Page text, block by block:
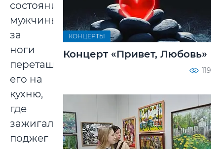
состоянием
мужчины,
за
ноги
перетащил
его на
кухню,
где
зажигалкой
поджег
КОНЦЕРТЫ
Концерт «Привет, Любовь»
119